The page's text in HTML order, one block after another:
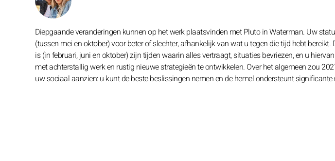
Diepgaande veranderingen kunnen op het werk plaatsvinden met Pluto in Waterman. Uw
(tussen mei en oktober) voor beter of slechter, afhankelijk van wat u tegen die tijd hebt
is (in februari, juni en oktober) zijn tijden waarin alles vertraagt, situaties bevriezen, en u
met achterstallig werk en rustig nieuwe strategieën te ontwikkelen. Over het algemeen zou
uw sociaal aanzien: u kunt de beste beslissingen nemen en de hemel ondersteunt